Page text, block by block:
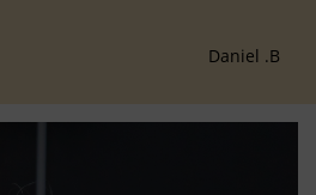
Daniel .B